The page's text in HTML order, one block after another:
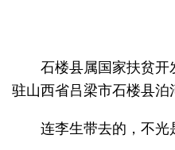
石楼县属国家扶贫
驻山西省吕梁市石楼县泊
连李生带去的，不光